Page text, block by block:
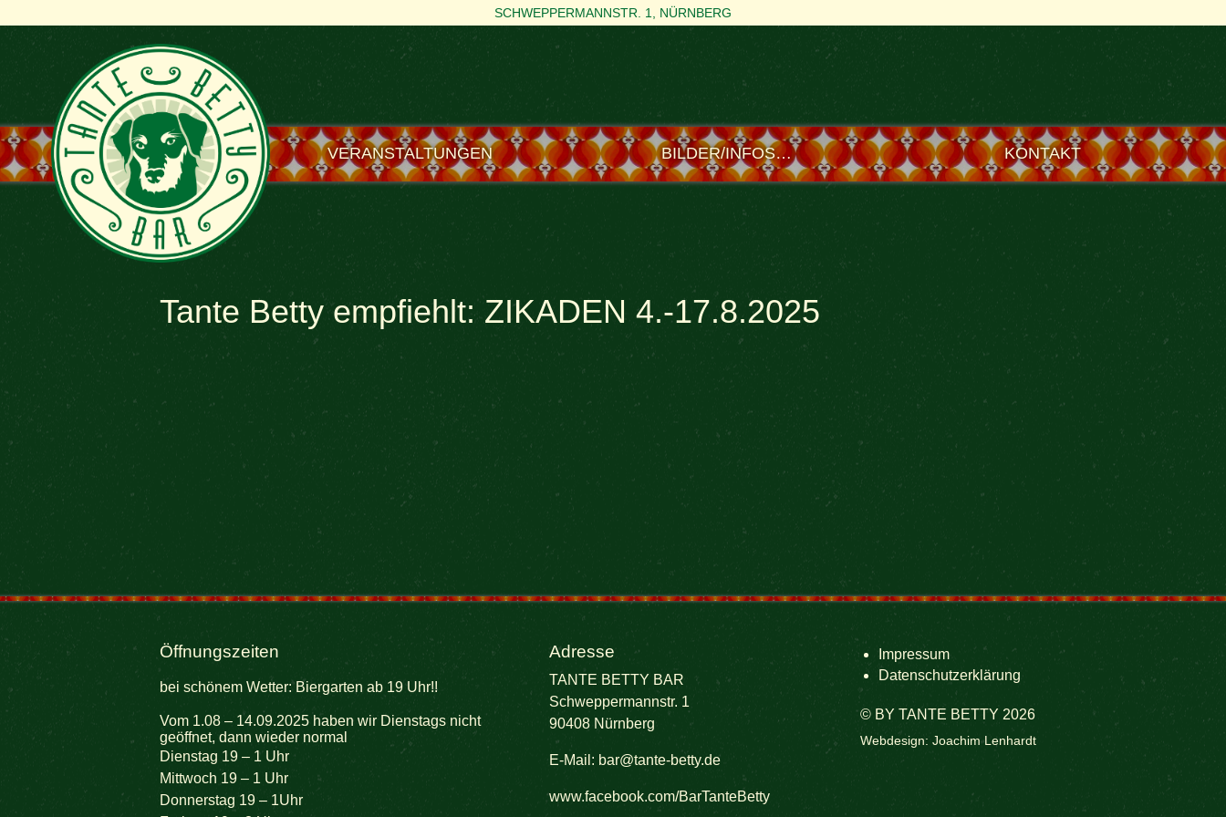
SCHWEPPERMANNSTR. 1, NÜRNBERG
VERANSTALTUNGEN BILDER/INFOS… KONTAKT
Tante Betty empfiehlt: ZIKADEN 4.-17.8.2025
Öffnungszeiten
bei schönem Wetter: Biergarten ab 19 Uhr!!
Vom 1.08 – 14.09.2025 haben wir Dienstags nicht
geöffnet, dann wieder normal
Dienstag 19 – 1 Uhr
Mittwoch 19 – 1 Uhr
Donnerstag 19 – 1Uhr
Adresse
TANTE BETTY BAR
Schweppermannstr. 1
90408 Nürnberg
E-Mail: bar@tante-betty.de
www.facebook.com/BarTanteBetty
Impressum
Datenschutzerklärung
© BY TANTE BETTY 2026
Webdesign: Joachim Lenhardt